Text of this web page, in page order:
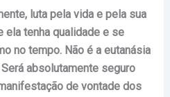
luta pela vida e pela sua
ela tenha qualidade e se
no tempo. Não é a eutanásia
absolutamente seguro
de vontade dos